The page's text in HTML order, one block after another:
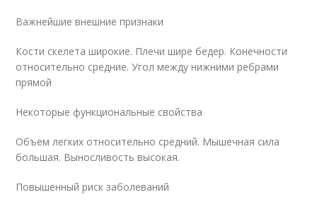
Важнейшие внешние признаки
Кости скелета широкие. Плечи шире бедер. Конечности
относительно средние. Угол между нижними ребрами
прямой
Некоторые функциональные свойства
Объем легких относительно средний. Мышечная сила
большая. Выносливость высокая.
Повышенный риск заболеваний